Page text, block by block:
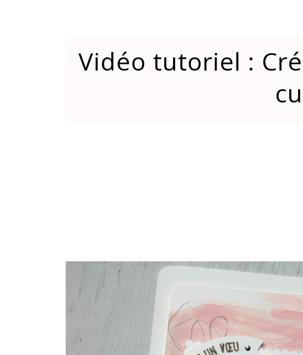
Vidéo tutoriel :